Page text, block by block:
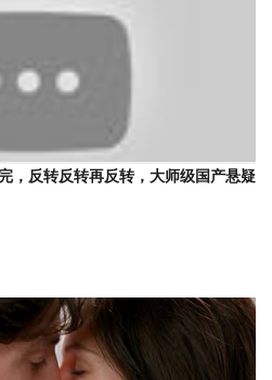
，反转反转再反转，大师级国产悬疑